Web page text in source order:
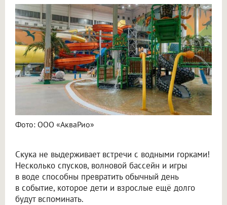
Фото: ООО «АкваРио»
Скука не выдерживает встречи с водными горками!
Несколько спусков, волновой бассейн и игры
в воде способны превратить обычный день
в событие, которое дети и взрослые ещё долго
будут вспоминать.